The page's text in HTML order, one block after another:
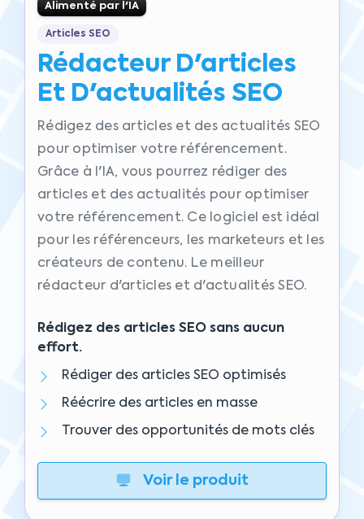
Alimenté par l'IA
Articles SEO
Rédacteur D'articles
Et D'actualités SEO
Rédigez des articles et des actualités SEO
pour optimiser votre référencement.
Grâce à l'IA, vous pourrez rédiger des
articles et des actualités pour optimiser
votre référencement. Ce logiciel est idéal
pour les référenceurs, les marketeurs et les
créateurs de contenu. Le meilleur
rédacteur d'articles et d'actualités SEO.
Rédigez des articles SEO sans aucun
effort.
Rédiger des articles SEO optimisés
Réécrire des articles en masse
Trouver des opportunités de mots clés
Voir le produit